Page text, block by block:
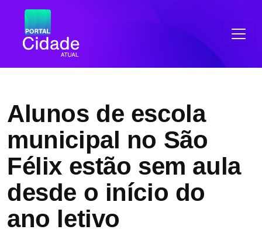
Alunos de escola
municipal no São
Félix estão sem aula
desde o início do
ano letivo